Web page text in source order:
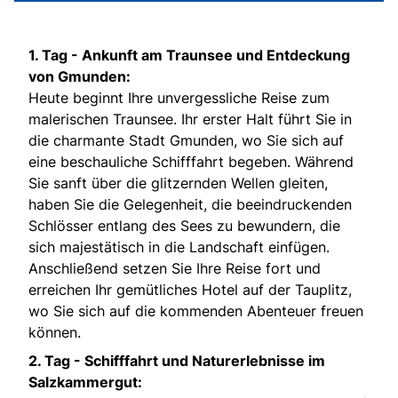
1. Tag - Ankunft am Traunsee und Entdeckung
von Gmunden:
Heute beginnt Ihre unvergessliche Reise zum
malerischen Traunsee. Ihr erster Halt führt Sie in
die charmante Stadt Gmunden, wo Sie sich auf
eine beschauliche Schifffahrt begeben. Während
Sie sanft über die glitzernden Wellen gleiten,
haben Sie die Gelegenheit, die beeindruckenden
Schlösser entlang des Sees zu bewundern, die
sich majestätisch in die Landschaft einfügen.
Anschließend setzen Sie Ihre Reise fort und
erreichen Ihr gemütliches Hotel auf der Tauplitz,
wo Sie sich auf die kommenden Abenteuer freuen
können.
2. Tag - Schifffahrt und Naturerlebnisse im
Salzkammergut: